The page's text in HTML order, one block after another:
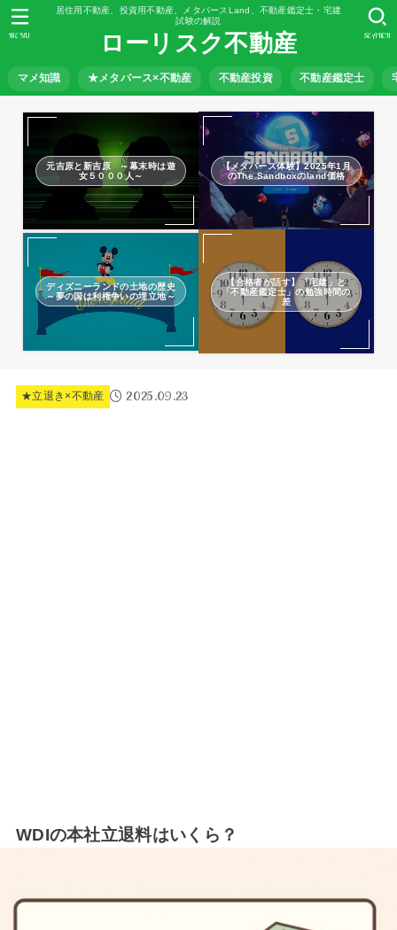
居住用不動産、投資用不動産、メタバースLand、不動産鑑定士・宅建
試験の解説
ローリスク不動産
マメ知識 ★メタバース×不動産 不動産投資 不動産鑑定士
SEARCH
MENU
元吉原と新吉原 ～幕末時は遊
女５０００人～
【メタバース体験】2025年1月
のThe Sandboxのland価格
ディズニーランドの土地の歴史
～夢の国は利権争いの埋立地～
【合格者が話す】「宅建」と
「不動産鑑定士」の勉強時間の
差
★立退き×不動産 2025.09.23
WDIの本社立退料はいくら？